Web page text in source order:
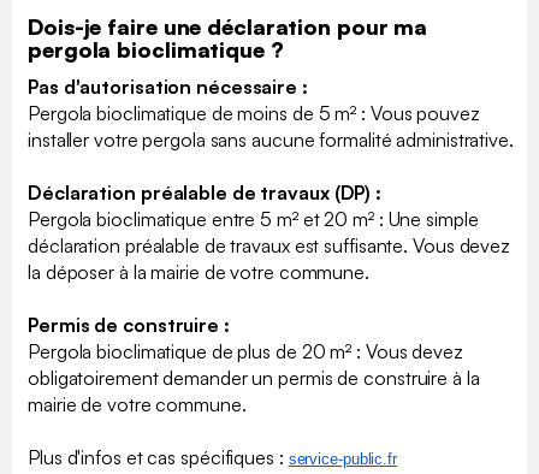
Dois-je faire une déclaration pour ma
pergola bioclimatique ?
Pas d'autorisation nécessaire :
Pergola bioclimatique de moins de 5 m² : Vous pouvez
installer votre pergola sans aucune formalité administrative.
Déclaration préalable de travaux (DP) :
Pergola bioclimatique entre 5 m² et 20 m² : Une simple
déclaration préalable de travaux est suffisante. Vous devez
la déposer à la mairie de votre commune.
Permis de construire :
Pergola bioclimatique de plus de 20 m² : Vous devez
obligatoirement demander un permis de construire à la
mairie de votre commune.
Plus d'infos et cas spécifiques : ​service-public.fr